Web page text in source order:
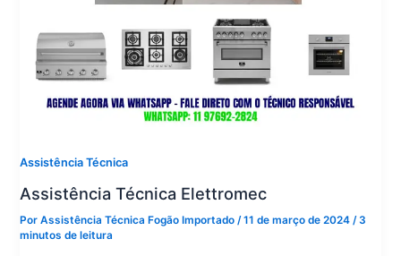
Assistência Técnica
Assistência Técnica Elettromec
PorAssistência Técnica Fogão Importado/11 de março de 2024/3
minutos de leitura